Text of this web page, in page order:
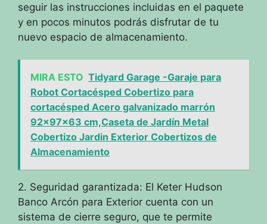
seguir las instrucciones incluidas en el paquete
y en pocos minutos podrás disfrutar de tu
nuevo espacio de almacenamiento.
MIRA ESTO Tidyard Garage -Garaje para
Robot Cortacésped Cobertizo para
cortacésped Acero galvanizado marrón
92x97x63 cm,Caseta de Jardín Metal
Cobertizo Jardin Exterior Cobertizos de
Almacenamiento
2. Seguridad garantizada: El Keter Hudson
Banco Arcón para Exterior cuenta con un
sistema de cierre seguro, que te permite